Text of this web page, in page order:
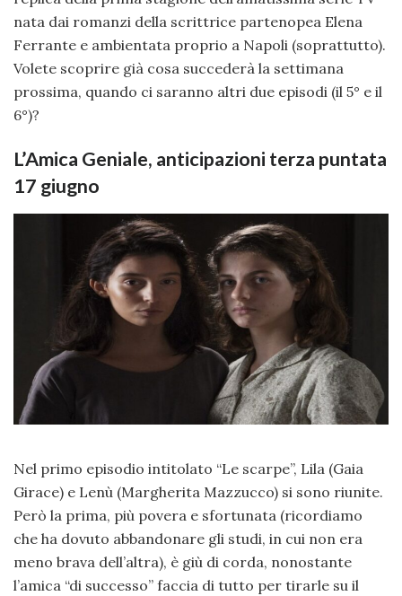
nata dai romanzi della scrittrice partenopea Elena
Ferrante e ambientata proprio a Napoli (soprattutto).
Volete scoprire già cosa succederà la settimana
prossima, quando ci saranno altri due episodi (il 5° e il
6°)?
L’Amica Geniale, anticipazioni terza puntata
17 giugno
Nel primo episodio intitolato “Le scarpe”, Lila (Gaia
Girace) e Lenù (Margherita Mazzucco) si sono riunite.
Però la prima, più povera e sfortunata (ricordiamo
che ha dovuto abbandonare gli studi, in cui non era
meno brava dell’altra), è giù di corda, nonostante
l’amica “di successo” faccia di tutto per tirarle su il